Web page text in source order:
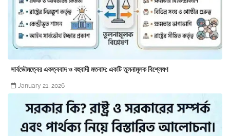
সার্বভৌমত্বের একত্ববাদ ও বহুবাদী মতবাদ: একটি তুলনামূলক বিশ্লেষণ
January 21, 2026